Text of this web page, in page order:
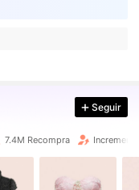
Seguir
7.4M Recompra